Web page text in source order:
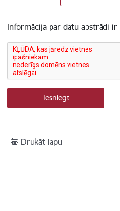
Informācija par datu apstrādi ir
Drukāt lapu